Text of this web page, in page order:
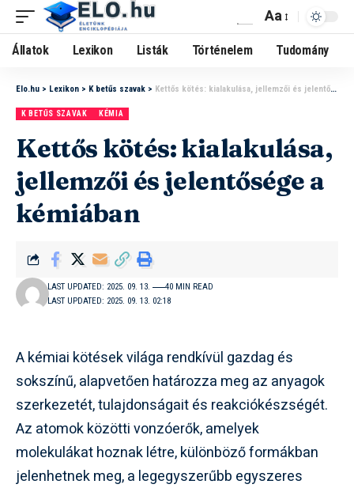
Aa
Állatok Lexikon Listák Történelem Tudomány
Elo.hu > Lexikon > K betűs szavak > Kettős kötés: kialakulása, jellemzői és jelentősége a kémiában
K BETŰS SZAVAK KÉMIA
Kettős kötés: kialakulása,
jellemzői és jelentősége a
kémiában
LAST UPDATED: 2025. 09. 13. 02:18
LAST UPDATED: 2025. 09. 13. 40 MIN READ
A kémiai kötések világa rendkívül gazdag és
sokszínű, alapvetően határozza meg az anyagok
szerkezetét, tulajdonságait és reakciókészségét.
Az atomok közötti vonzóerők, amelyek
molekulákat hoznak létre, különböző formákban
jelenhetnek meg, a legegyszerűbb egyszeres